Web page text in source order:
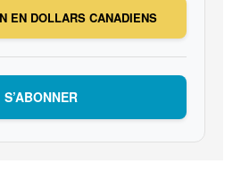
EN DOLLARS CANADIENS
S’ABONNER